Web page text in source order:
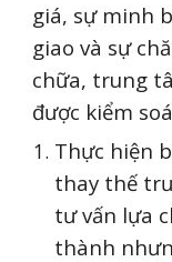
giá, sự minh
giao và sự
chữa, trung
được kiểm
Thực hiện
thay thế
tư vấn lựa
thành